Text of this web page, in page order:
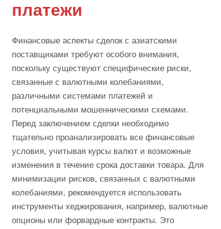
платежи
Финансовые аспекты сделок с азиатскими
поставщиками требуют особого внимания,
поскольку существуют специфические риски,
связанные с валютными колебаниями,
различными системами платежей и
потенциальными мошенническими схемами.
Перед заключением сделки необходимо
тщательно проанализировать все финансовые
условия, учитывая курсы валют и возможные
изменения в течение срока доставки товара. Для
минимизации рисков, связанных с валютными
колебаниями, рекомендуется использовать
инструменты хеджирования, например, валютные
опционы или форвардные контракты. Это